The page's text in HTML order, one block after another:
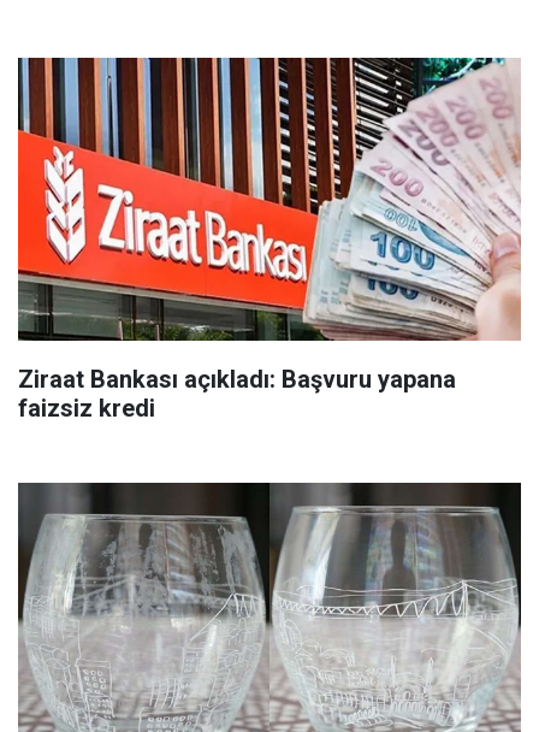
Ziraat Bankası açıkladı: Başvuru yapana
faizsiz kredi